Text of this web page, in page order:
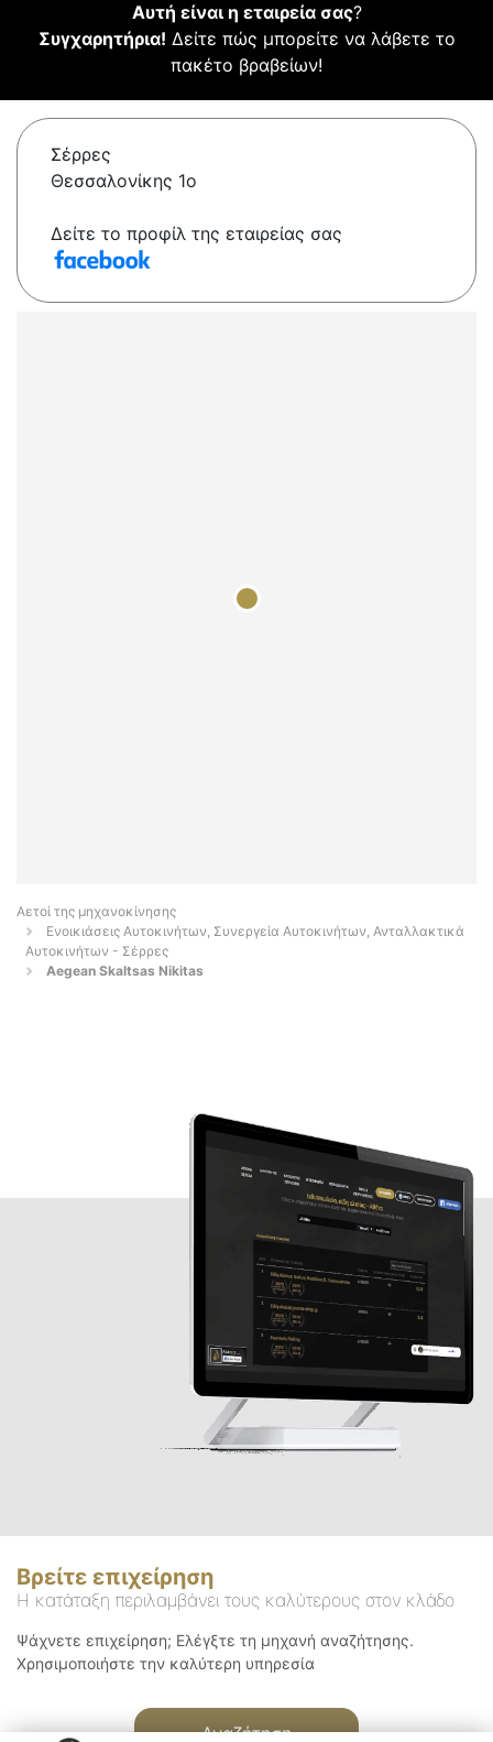
Αυτή είναι η εταιρεία σας?
Συγχαρητήρια! Δείτε πώς μπορείτε να λάβετε το
πακέτο βραβείων!
Σέρρες
Θεσσαλονίκης 1ο
Δείτε το προφίλ της εταιρείας σας
Αετοί της μηχανοκίνησης
Ενοικιάσεις Αυτοκινήτων, Συνεργεία Αυτοκινήτων, Ανταλλακτικά
Αυτοκινήτων - Σέρρες
Aegean Skaltsas Nikitas
Βρείτε επιχείρηση
Η κατάταξη περιλαμβάνει τους καλύτερους στον κλάδο
Ψάχνετε επιχείρηση; Ελέγξτε τη μηχανή αναζήτησης.
Χρησιμοποιήστε την καλύτερη υπηρεσία
Αναζήτηση